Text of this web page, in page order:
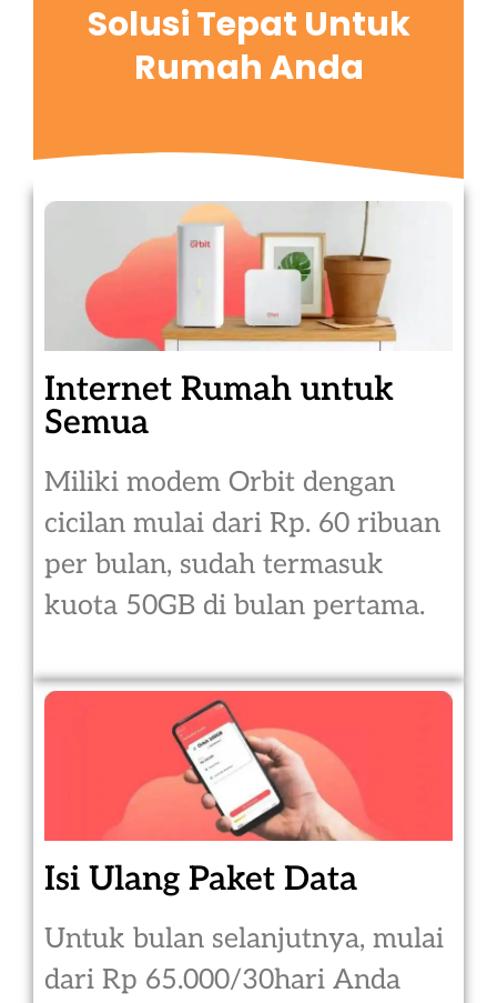
Solusi Tepat Untuk
Rumah Anda
Internet Rumah untuk
Semua
Miliki modem Orbit dengan
cicilan mulai dari Rp. 60 ribuan
per bulan, sudah termasuk
kuota 50GB di bulan pertama.
Isi Ulang Paket Data
Untuk bulan selanjutnya, mulai
dari Rp 65.000/30hari Anda